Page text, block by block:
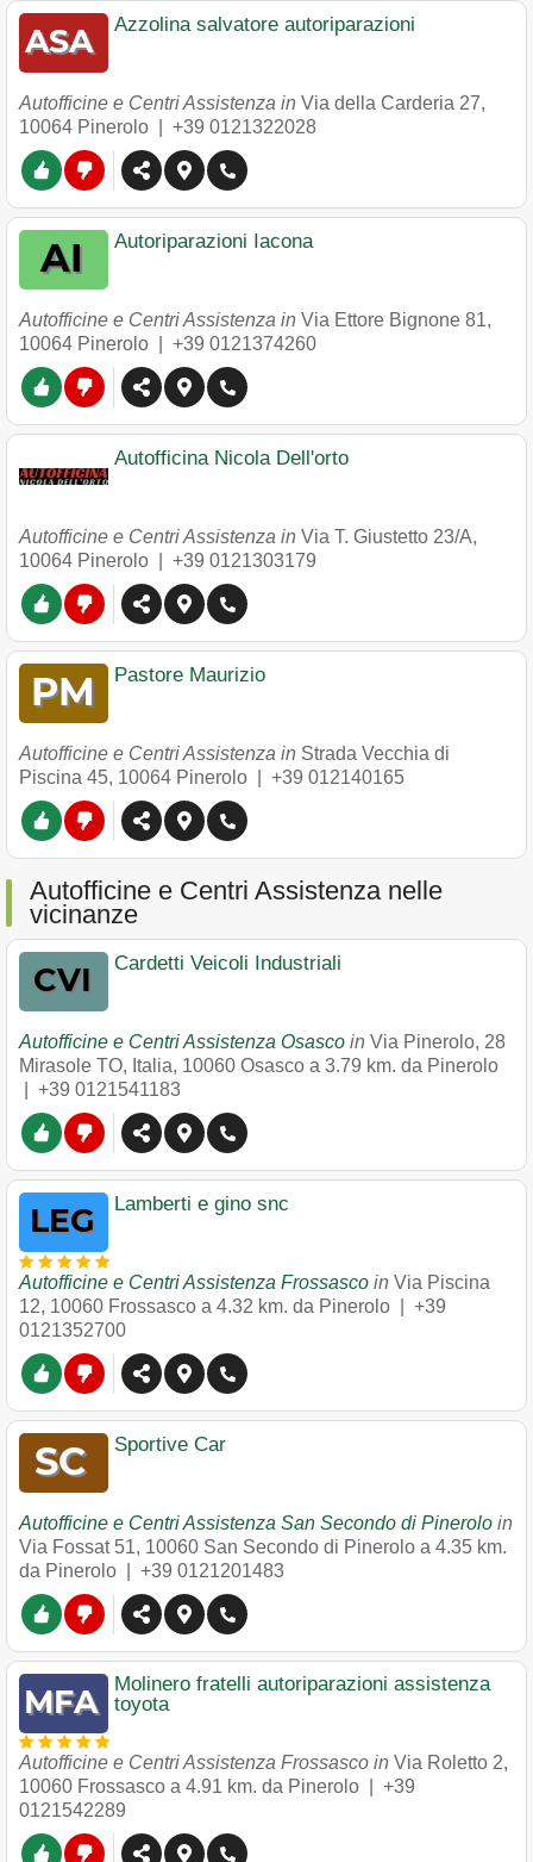
Azzolina salvatore autoriparazioni
Autofficine e Centri Assistenza in Via della Carderia 27,
10064 Pinerolo +39 0121322028
Autoriparazioni Iacona
Autofficine e Centri Assistenza in Via Ettore Bignone 81,
10064 Pinerolo +39 0121374260
Autofficina Nicola Dell'orto
Autofficine e Centri Assistenza in Via T. Giustetto 23/A,
10064 Pinerolo +39 0121303179
Pastore Maurizio
Autofficine e Centri Assistenza in Strada Vecchia di
Piscina 45, 10064 Pinerolo +39 012140165
Autofficine e Centri Assistenza nelle
vicinanze
Cardetti Veicoli Industriali
Autofficine e Centri Assistenza Osasco in Via Pinerolo, 28
Mirasole TO, Italia, 10060 Osasco a 3.79 km. da Pinerolo
+39 0121541183
Lamberti e gino snc
Autofficine e Centri Assistenza Frossasco in Via Piscina
12, 10060 Frossasco a 4.32 km. da Pinerolo | +39
0121352700
Sportive Car
Autofficine e Centri Assistenza San Secondo di Pinerolo in
Via Fossat 51, 10060 San Secondo di Pinerolo a 4.35 km.
da Pinerolo | +39 0121201483
Molinero fratelli autoriparazioni assistenza
toyota
Autofficine e Centri Assistenza Frossasco in Via Roletto 2,
10060 Frossasco a 4.91 km. da Pinerolo | +39
0121542289